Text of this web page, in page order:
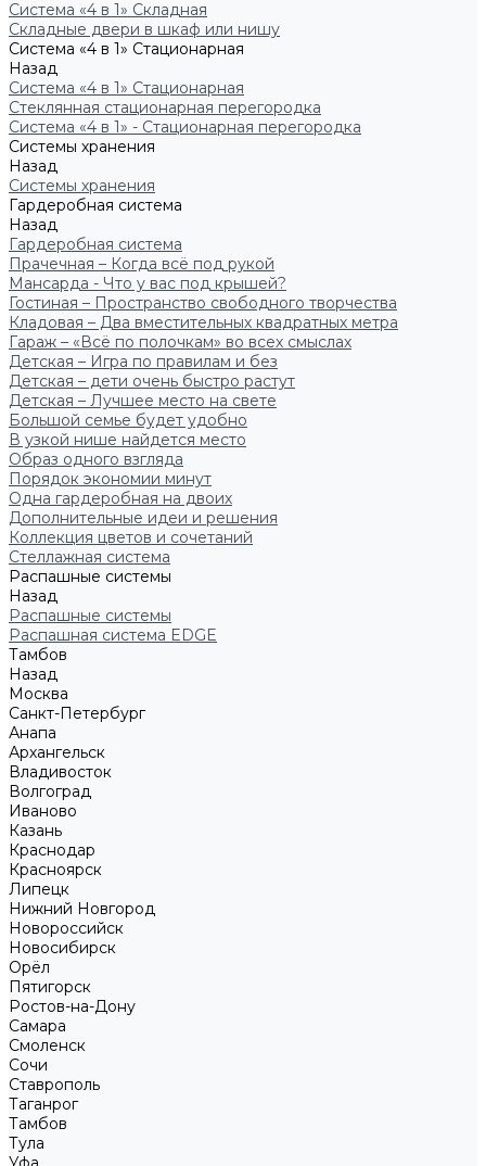
Система «4 в 1» Складная
Складные двери в шкаф или нишу
Система «4 в 1» Стационарная
Назад
Система «4 в 1» Стационарная
Стеклянная стационарная перегородка
Система «4 в 1» - Стационарная перегородка
Системы хранения
Назад
Системы хранения
Гардеробная система
Назад
Гардеробная система
Прачечная – Когда всё под рукой
Мансарда - Что у вас под крышей?
Гостиная – Пространство свободного творчества
Кладовая – Два вместительных квадратных метра
Гараж – «Всё по полочкам» во всех смыслах
Детская – Игра по правилам и без
Детская – дети очень быстро растут
Детская – Лучшее место на свете
Большой семье будет удобно
В узкой нише найдется место
Образ одного взгляда
Порядок экономии минут
Одна гардеробная на двоих
Дополнительные идеи и решения
Коллекция цветов и сочетаний
Стеллажная система
Распашные системы
Назад
Распашные системы
Распашная система EDGE
Тамбов
Назад
Москва
Санкт-Петербург
Анапа
Архангельск
Владивосток
Волгоград
Иваново
Казань
Краснодар
Красноярск
Липецк
Нижний Новгород
Новороссийск
Новосибирск
Орёл
Пятигорск
Ростов-на-Дону
Самара
Смоленск
Сочи
Ставрополь
Таганрог
Тамбов
Тула